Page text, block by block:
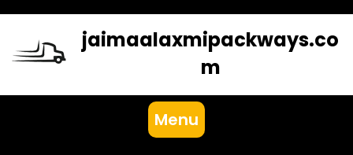
content
jaimaalaxmipackways.co
m
Menu